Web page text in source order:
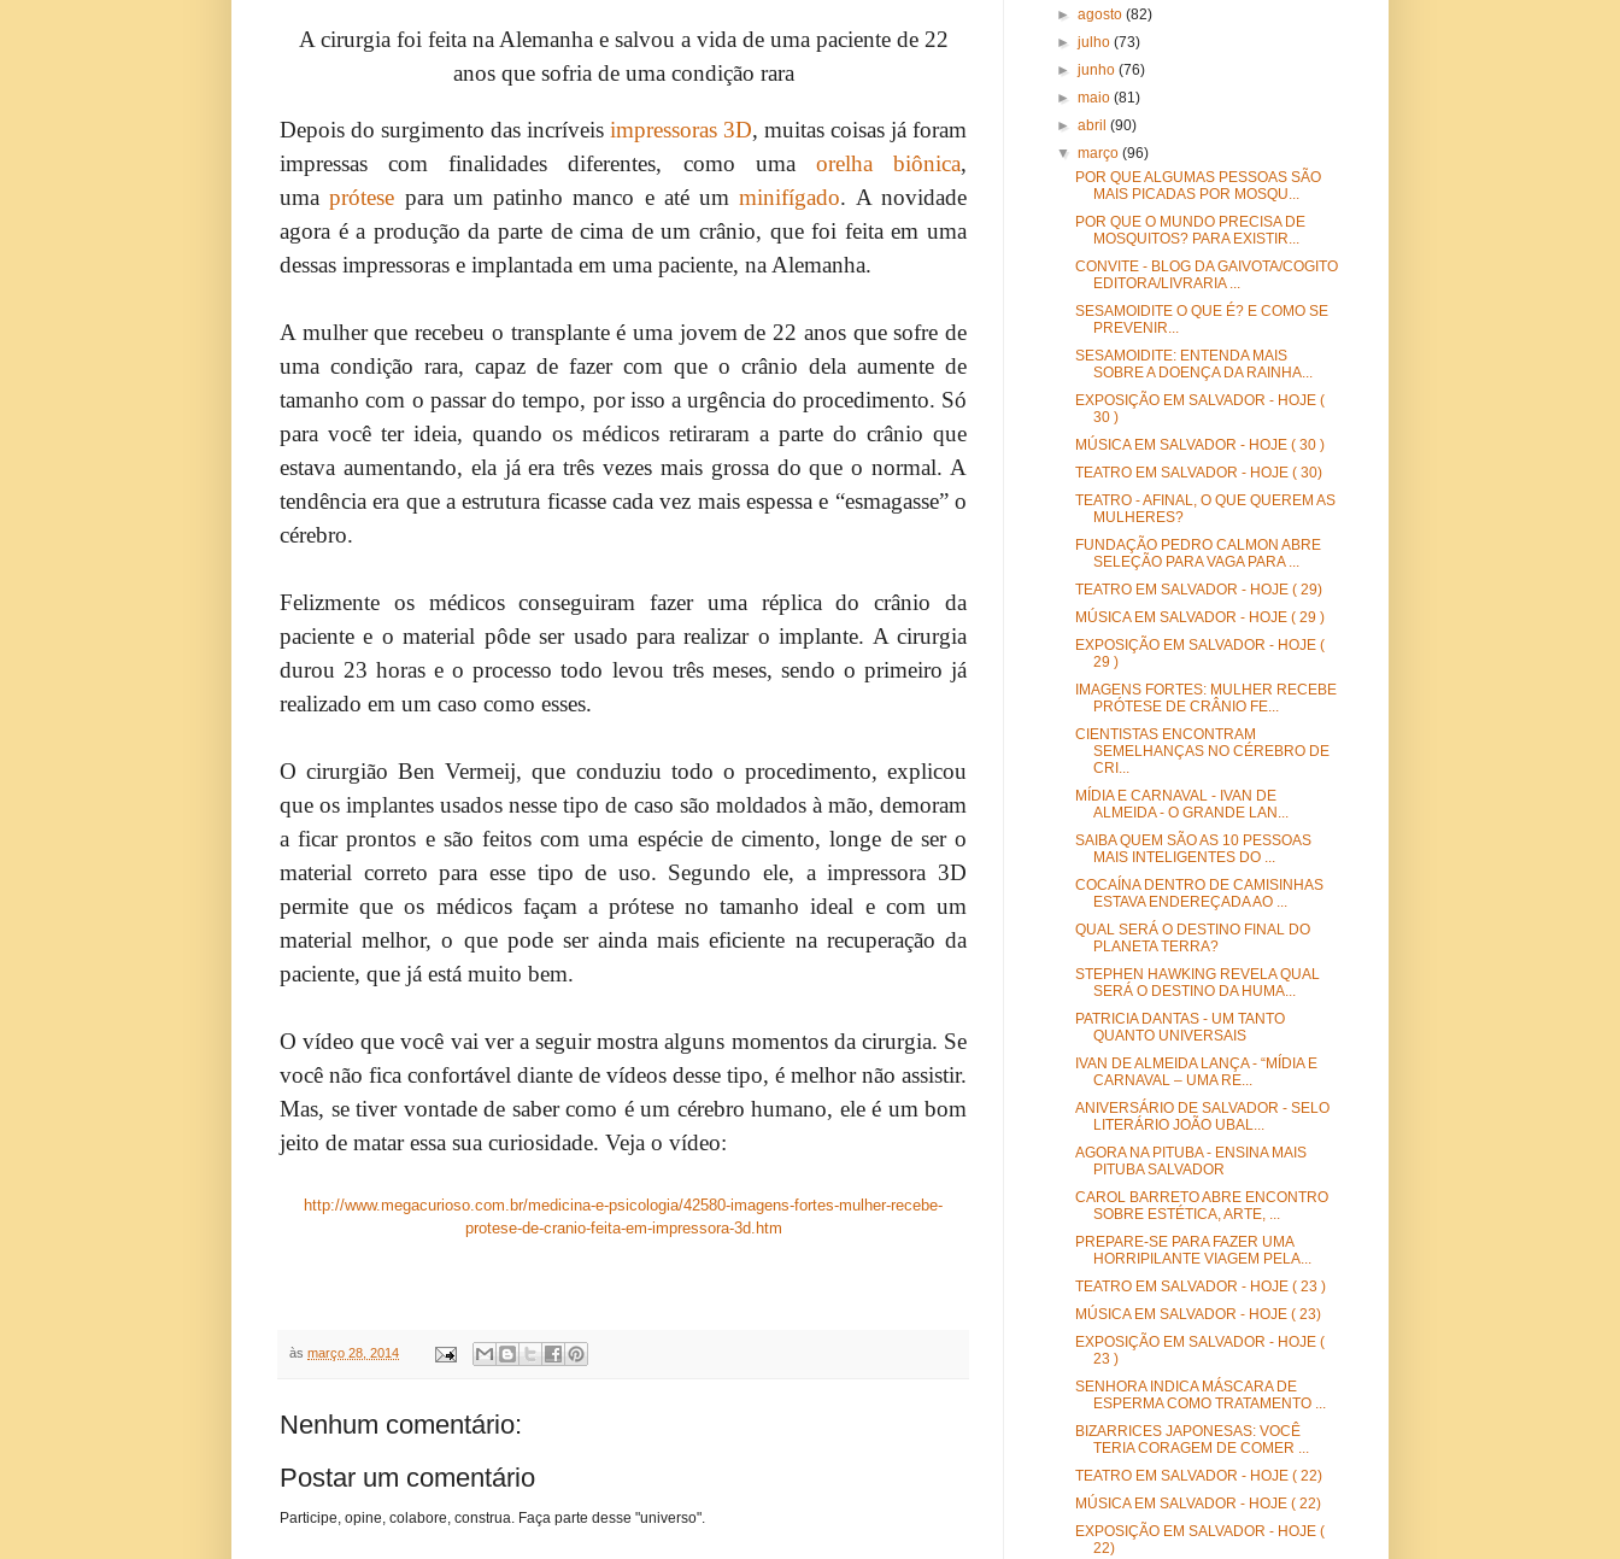
A cirurgia foi feita na Alemanha e salvou a vida de uma paciente de 22
anos que sofria de uma condição rara
Depois do surgimento das incríveis impressoras 3D, muitas coisas já foram
impressas com finalidades diferentes, como uma orelha biônica,
umaprótese para um patinho manco e até umminifígado. A novidade
agora é a produção da parte de cima de um crânio, que foi feita em uma
dessas impressoras e implantada em uma paciente, na Alemanha.
A mulher que recebeu o transplante é uma jovem de 22 anos que sofre de
uma condição rara, capaz de fazer com que o crânio dela aumente de
tamanho com o passar do tempo, por isso a urgência do procedimento. Só
para você ter ideia, quando os médicos retiraram a parte do crânio que
estava aumentando, ela já era três vezes mais grossa do que o normal. A
tendência era que a estrutura ficasse cada vez mais espessa e “esmagasse” o
cérebro.
Felizmente os médicos conseguiram fazer uma réplica do crânio da
paciente e o material pôde ser usado para realizar o implante. A cirurgia
durou 23 horas e o processo todo levou três meses, sendo o primeiro já
realizado em um caso como esses.
O cirurgião Ben Vermeij, que conduziu todo o procedimento, explicou
que os implantes usados nesse tipo de caso são moldados à mão, demoram
a ficar prontos e são feitos com uma espécie de cimento, longe de ser o
material correto para esse tipo de uso. Segundo ele, a impressora 3D
permite que os médicos façam a prótese no tamanho ideal e com um
material melhor, o que pode ser ainda mais eficiente na recuperação da
paciente, que já está muito bem.
O vídeo que você vai ver a seguir mostra alguns momentos da cirurgia. Se
você não fica confortável diante de vídeos desse tipo, é melhor não assistir.
Mas, se tiver vontade de saber como é um cérebro humano, ele é um bom
jeito de matar essa sua curiosidade. Veja o vídeo:
http://www.megacurioso.com.br/medicina-e-psicologia/42580-imagens-fortes-mulher-recebe-
protese-de-cranio-feita-em-impressora-3d.htm
às março 28, 2014
Nenhum comentário:
Postar um comentário
Participe, opine, colabore, construa. Faça parte desse "universo".
►agosto(82)
►julho(73)
►junho(76)
►maio(81)
►abril(90)
▼março(96)
POR QUE ALGUMAS PESSOAS SÃO
MAIS PICADAS POR MOSQU...
POR QUE O MUNDO PRECISA DE
MOSQUITOS? PARA EXISTIR...
CONVITE - BLOG DA GAIVOTA/COGITO
EDITORA/LIVRARIA ...
SESAMOIDITE O QUE É? E COMO SE
PREVENIR...
SESAMOIDITE: ENTENDA MAIS
SOBRE A DOENÇA DA RAINHA...
EXPOSIÇÃO EM SALVADOR - HOJE (
30 )
MÚSICA EM SALVADOR - HOJE ( 30 )
TEATRO EM SALVADOR - HOJE ( 30)
TEATRO - AFINAL, O QUE QUEREM AS
MULHERES?
FUNDAÇÃO PEDRO CALMON ABRE
SELEÇÃO PARA VAGA PARA ...
TEATRO EM SALVADOR - HOJE ( 29)
MÚSICA EM SALVADOR - HOJE ( 29 )
EXPOSIÇÃO EM SALVADOR - HOJE (
29 )
IMAGENS FORTES: MULHER RECEBE
PRÓTESE DE CRÂNIO FE...
CIENTISTAS ENCONTRAM
SEMELHANÇAS NO CÉREBRO DE
CRI...
MÍDIA E CARNAVAL - IVAN DE
ALMEIDA - O GRANDE LAN...
SAIBA QUEM SÃO AS 10 PESSOAS
MAIS INTELIGENTES DO ...
COCAÍNA DENTRO DE CAMISINHAS
ESTAVA ENDEREÇADA AO ...
QUAL SERÁ O DESTINO FINAL DO
PLANETA TERRA?
STEPHEN HAWKING REVELA QUAL
SERÁ O DESTINO DA HUMA...
PATRICIA DANTAS - UM TANTO
QUANTO UNIVERSAIS
IVAN DE ALMEIDA LANÇA - “MÍDIA E
CARNAVAL – UMA RE...
ANIVERSÁRIO DE SALVADOR - SELO
LITERÁRIO JOÃO UBAL...
AGORA NA PITUBA - ENSINA MAIS
PITUBA SALVADOR
CAROL BARRETO ABRE ENCONTRO
SOBRE ESTÉTICA, ARTE, ...
PREPARE-SE PARA FAZER UMA
HORRIPILANTE VIAGEM PELA...
TEATRO EM SALVADOR - HOJE ( 23 )
MÚSICA EM SALVADOR - HOJE ( 23)
EXPOSIÇÃO EM SALVADOR - HOJE (
23 )
SENHORA INDICA MÁSCARA DE
ESPERMA COMO TRATAMENTO ...
BIZARRICES JAPONESAS: VOCÊ
TERIA CORAGEM DE COMER ...
TEATRO EM SALVADOR - HOJE ( 22)
MÚSICA EM SALVADOR - HOJE ( 22)
EXPOSIÇÃO EM SALVADOR - HOJE (
22)